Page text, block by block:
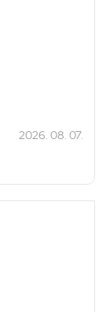
2026. 08. 07.